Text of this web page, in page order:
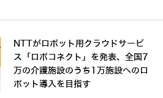
NTTがロボット用クラウドサービ
ス「ロボコネクト」を発表、全国7
万の介護施設のうち1万施設へのロ
ボット導入を目指す